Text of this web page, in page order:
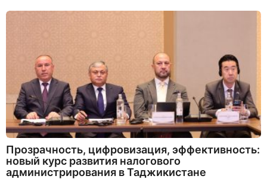
Прозрачность, цифровизация, эффективность:
новый курс развития налогового
администрирования в Таджикистане